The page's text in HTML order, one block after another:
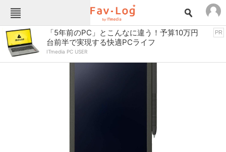
Fav-Logカテゴリー一覧
TOP アウトドア用品
インテリア・収納 おもちゃ・ホビー
「5年前のPC」とこんなに違う！予算10万円
台前半で実現する快適PCライフ
ITmedia PC USER
PR